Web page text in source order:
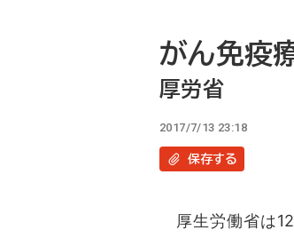
がん免疫
厚労省
2017/7/13 23:18
保存する
厚生労働省は